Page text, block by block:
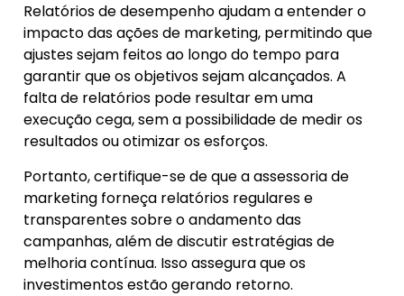
Relatórios de desempenho ajudam a entender o
impacto das ações de marketing, permitindo que
ajustes sejam feitos ao longo do tempo para
garantir que os objetivos sejam alcançados. A
falta de relatórios pode resultar em uma
execução cega, sem a possibilidade de medir os
resultados ou otimizar os esforços.
Portanto, certifique-se de que a assessoria de
marketing forneça relatórios regulares e
transparentes sobre o andamento das
campanhas, além de discutir estratégias de
melhoria contínua. Isso assegura que os
investimentos estão gerando retorno.